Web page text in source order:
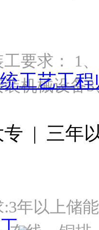
要求： 1
装机械设
工艺工程
| 三年
年以上储